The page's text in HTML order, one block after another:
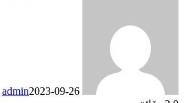
admin2023-09-26